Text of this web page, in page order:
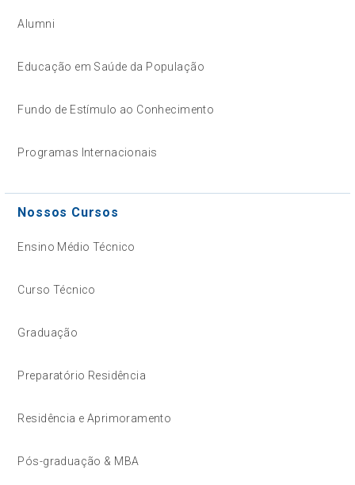
Alumni
Educação em Saúde da População
Fundo de Estímulo ao Conhecimento
Programas Internacionais
Nossos Cursos
Ensino Médio Técnico
Curso Técnico
Graduação
Preparatório Residência
Residência e Aprimoramento
Pós-graduação & MBA